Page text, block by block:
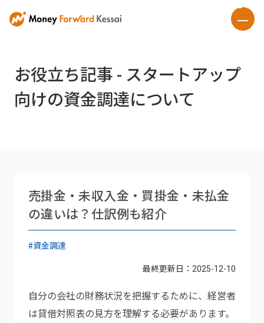
お役立ち記事 - スタートアップ
向けの資金調達について
売掛金・未収入金・買掛金・未払金
の違いは？仕訳例も紹介
#資金調達
最終更新日： 2025-12-10
自分の会社の財務状況を把握するために、経営者
は貸借対照表の見方を理解する必要があります。